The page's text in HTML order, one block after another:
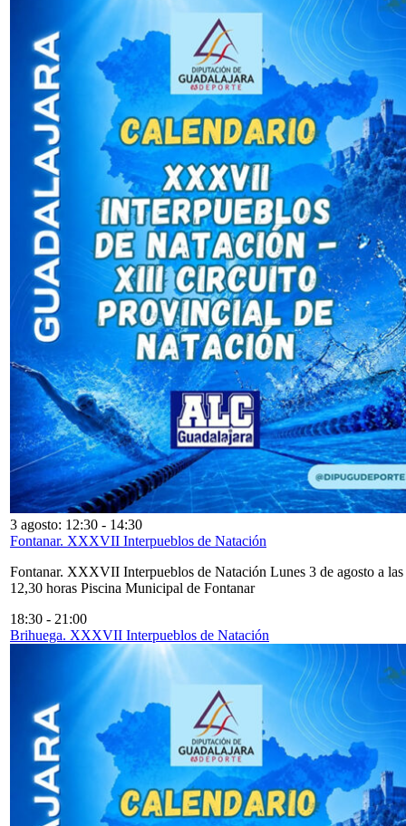
3 agosto: 12:30 - 14:30
Fontanar. XXXVII Interpueblos de Natación
Fontanar. XXXVII Interpueblos de Natación Lunes 3 de agosto a las
12,30 horas Piscina Municipal de Fontanar
18:30 - 21:00
Brihuega. XXXVII Interpueblos de Natación